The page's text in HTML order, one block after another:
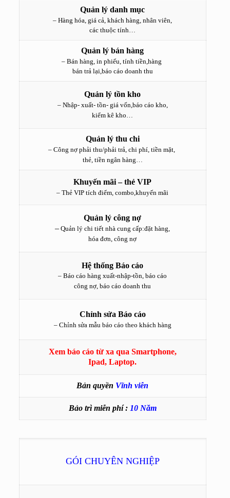
Quản lý danh mục
– Hàng hóa, giá cả, khách hàng, nhân viên,
các thuộc tính…
Quản lý bán hàng
– Bán hàng, in phiếu, tính tiền,hàng
bán trả lại,báo cáo doanh thu
Quản lý tồn kho
– Nhập- xuất- tồn- giá vốn,báo cáo kho,
kiểm kê kho…
Quản lý thu chi
– Công nợ phải thu/phải trả, chi phí, tiền mặt,
thẻ, tiền ngân hàng…
Khuyến mãi – thẻ VIP
– Thẻ VIP tích điểm, combo,khuyến mãi
Quản lý công nợ
– Quản lý chi tiết nhà cung cấp:đặt hàng,
hóa đơn, công nợ
Hệ thống Báo cáo
– Báo cáo hàng xuất-nhập-tồn, báo cáo
công nợ, báo cáo doanh thu
Chỉnh sửa Báo cáo
– Chỉnh sửa mẫu báo cáo theo khách hàng
Xem báo cáo từ xa qua Smartphone,
Ipad, Laptop.
Bản quyền Vĩnh viễn
Bảo trì miễn phí : 10 Năm
GÓI CHUYÊN NGHIỆP